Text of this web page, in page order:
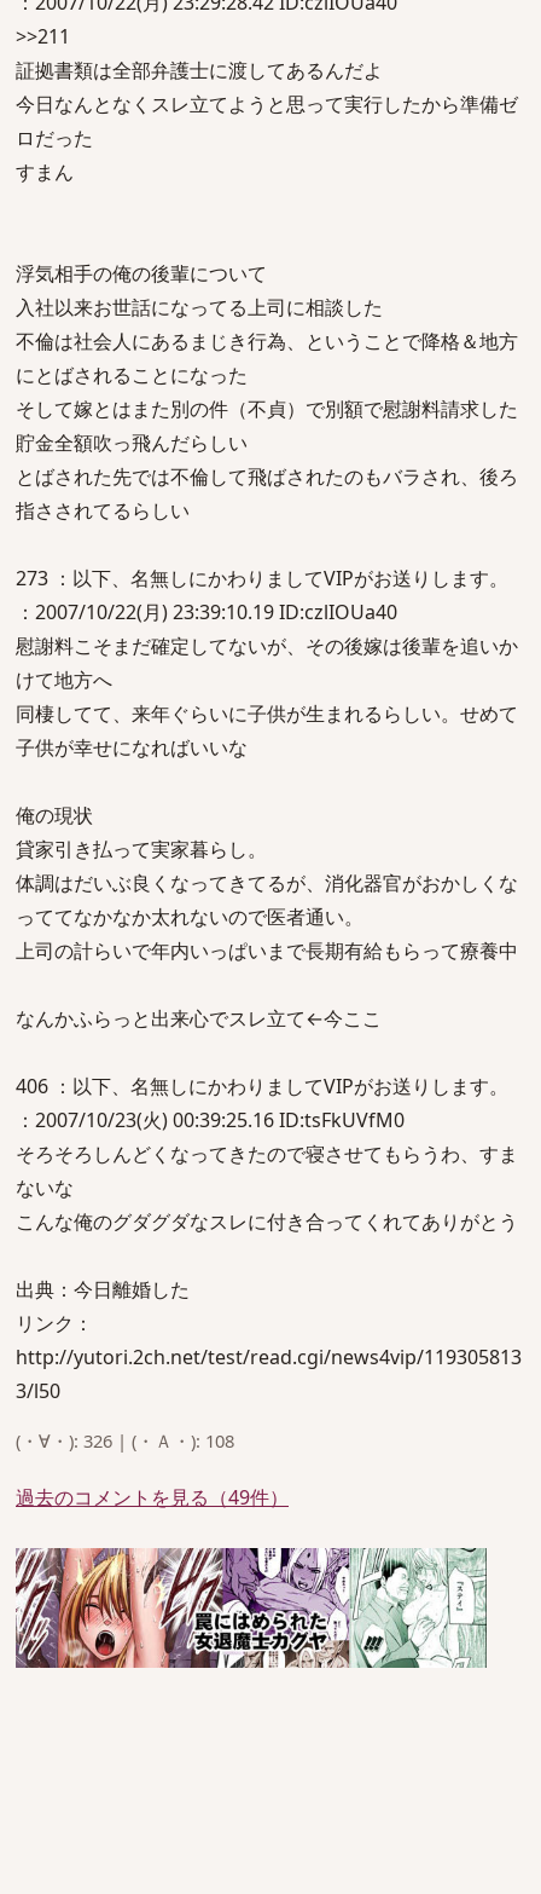
>>211
証拠書類は全部弁護士に渡してあるんだよ
今日なんとなくスレ立てようと思って実行したから準備ゼ
ロだった
すまん
浮気相手の俺の後輩について
入社以来お世話になってる上司に相談した
不倫は社会人にあるまじき行為、ということで降格＆地方
にとばされることになった
そして嫁とはまた別の件（不貞）で別額で慰謝料請求した
貯金全額吹っ飛んだらしい
とばされた先では不倫して飛ばされたのもバラされ、後ろ
指さされてるらしい
273 ：以下、名無しにかわりましてVIPがお送りします。
：2007/10/22(月) 23:39:10.19 ID:czlIOUa40
慰謝料こそまだ確定してないが、その後嫁は後輩を追いか
けて地方へ
同棲してて、来年ぐらいに子供が生まれるらしい。せめて
子供が幸せになればいいな
俺の現状
貸家引き払って実家暮らし。
体調はだいぶ良くなってきてるが、消化器官がおかしくな
っててなかなか太れないので医者通い。
上司の計らいで年内いっぱいまで長期有給もらって療養中
なんかふらっと出来心でスレ立て←今ここ
406 ：以下、名無しにかわりましてVIPがお送りします。
：2007/10/23(火) 00:39:25.16 ID:tsFkUVfM0
そろそろしんどくなってきたので寝させてもらうわ、すま
ないな
こんな俺のグダグダなスレに付き合ってくれてありがとう
出典：今日離婚した
リンク：
http://yutori.2ch.net/test/read.cgi/news4vip/119305813
3/l50
(・∀・): 326 | (・Ａ・): 108
過去のコメントを見る（49件）